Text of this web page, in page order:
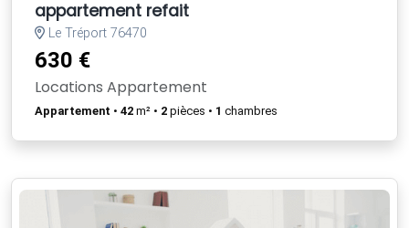
appartement refait
Le Tréport 76470
630 €
Locations Appartement
Appartement • 42 m² • 2 pièces • 1 chambres